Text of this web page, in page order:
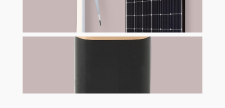
Erneuerbare Energiequelle
Erzeugte Energie
verwendete Technologie